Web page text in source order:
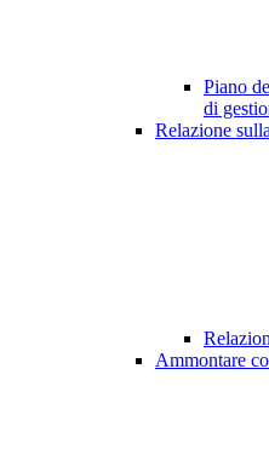
Piano
di
Relazione
Ammontare